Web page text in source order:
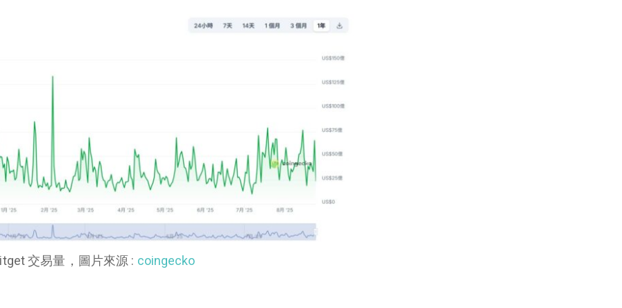
交易量，圖片來源 : coingecko